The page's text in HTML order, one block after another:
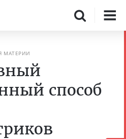
МАТЕРИИ
способ